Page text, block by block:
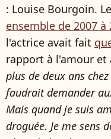
: Louise Bourgoin.
ensemble de 2007 à
l'actrice avait fait
rapport à l'amour et
plus de deux ans
faudrait demander
Mais quand je suis
droguée. Je me sens